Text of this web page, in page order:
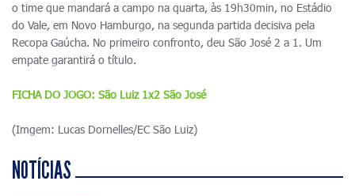
o time que mandará a campo na quarta, às 19h30min, no Estádio
do Vale, em Novo Hamburgo, na segunda partida decisiva pela
Recopa Gaúcha. No primeiro confronto, deu São José 2 a 1. Um
empate garantirá o título.
FICHA DO JOGO: São Luiz 1x2 São José
(Imgem: Lucas Dornelles/EC São Luiz)
NOTÍCIAS